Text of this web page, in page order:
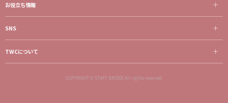
お役立ち情報
SNS
TWCについて
COPYRIGHT © STAFF BRIDGE All rights reserved.